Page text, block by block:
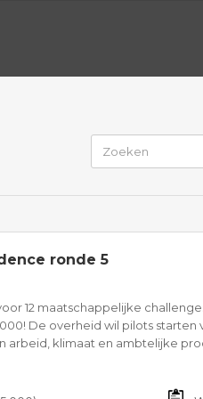
ronde 5
12 maatschappelijke
De overheid wil pilots starten
arbeid, klimaat en ambtelijke